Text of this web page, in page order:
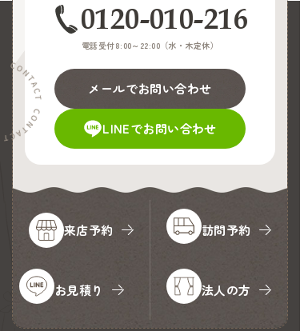
0120-010-216
電話受付8:00～22:00（水・木定休）
メールでお問い合わせ
LINEでお問い合わせ
来店予約 訪問予約
お見積り 法人の方